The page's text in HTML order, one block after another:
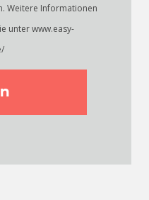
Weitere Informationen
unter www.easy-